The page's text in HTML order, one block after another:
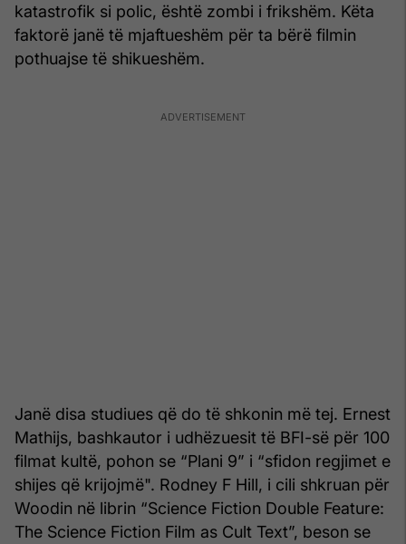
katastrofik si polic, është zombi i frikshëm. Këta
faktorë janë të mjaftueshëm për ta bërë filmin
pothuajse të shikueshëm.
Janë disa studiues që do të shkonin më tej. Ernest
Mathijs, bashkautor i udhëzuesit të BFI-së për 100
filmat kultë, pohon se “Plani 9” i “sfidon regjimet e
shijes që krijojmë". Rodney F Hill, i cili shkruan për
Woodin në librin “Science Fiction Double Feature:
The Science Fiction Film as Cult Text”, beson se